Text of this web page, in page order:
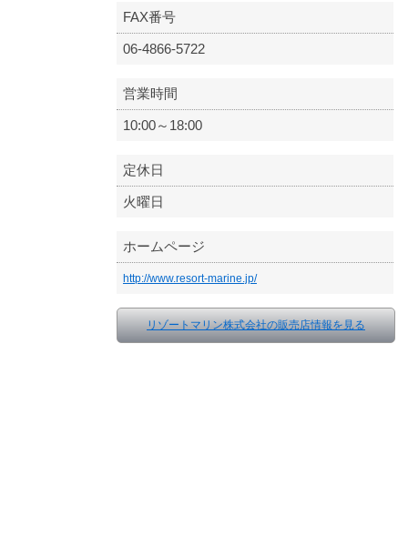
FAX番号
06-4866-5722
営業時間
10:00～18:00
定休日
火曜日
ホームページ
http://www.resort-marine.jp/
リゾートマリン株式会社の販売店情報を見る